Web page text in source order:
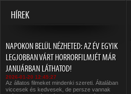
HÍREK
NAPOKON BELÜL NÉZHETED: AZ ÉV EGYIK
LEGJOBBAN VÁRT HORRORFILMJÉT MÁR
JANUÁRBAN LÁTHATOD!
2026-01-20 12:45:27
Az állatos filmeket mindenki szereti. Általában
viccesek és kedvesek, de persze vannak